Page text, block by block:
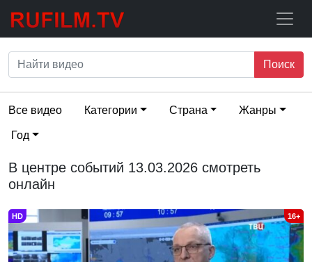
Поиск
Все видео Категории Страна Жанры
Год
В центре событий 13.03.2026 смотреть
онлайн
HD 16+